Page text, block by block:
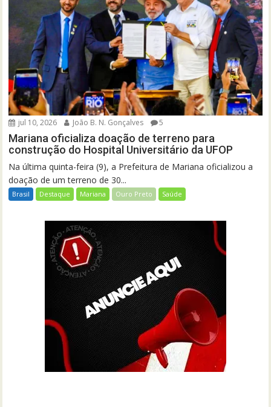
jul 10, 2026 João B. N. Gonçalves 5
Mariana oficializa doação de terreno para
construção do Hospital Universitário da UFOP
Na última quinta-feira (9), a Prefeitura de Mariana oficializou a
doação de um terreno de 30...
Brasil Destaque Mariana Ouro Preto Saúde